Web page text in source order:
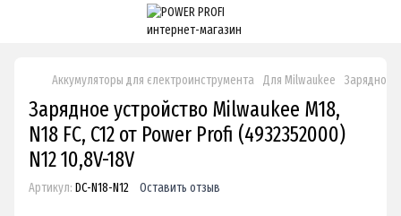
Аккумуляторы для єлектроинструмента Для Milwaukee Зарядное
Зарядное устройство Milwaukee M18,
N18 FC, C12 от Power Profi (4932352000)
N12 10,8V-18V
Артикул: DC-N18-N12 Оставить отзыв